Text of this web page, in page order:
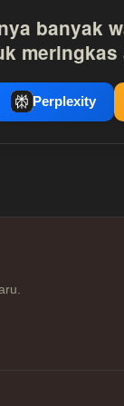
banyak
Perplexity